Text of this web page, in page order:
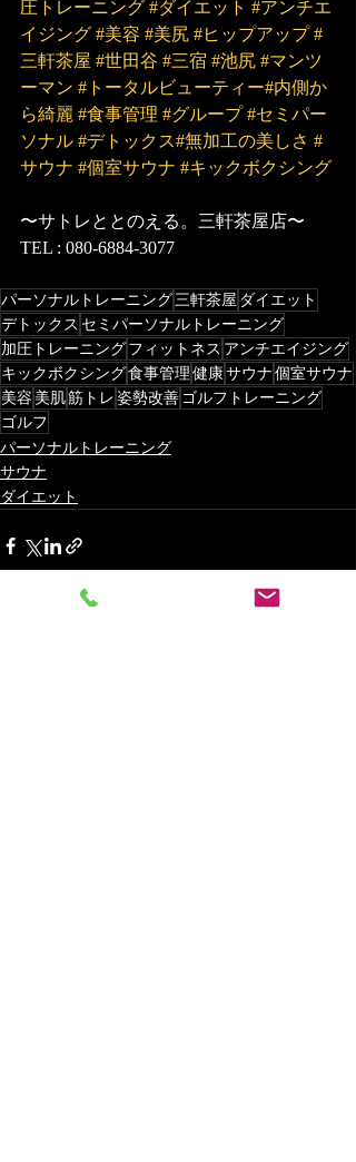
圧トレーニング #ダイエット #アンチエ
イジング #美容 #美尻 #ヒップアップ #
三軒茶屋 #世田谷 #三宿 #池尻 #マンツ
ーマン #トータルビューティー#内側か
ら綺麗 #食事管理 #グループ #セミパー
ソナル #デトックス#無加工の美しさ #
サウナ #個室サウナ #キックボクシング
〜サトレととのえる。三軒茶屋店〜
TEL : 080-6884-3077
パーソナルトレーニング三軒茶屋 ダイエット
デトックス セミパーソナルトレーニング
加圧トレーニングフィットネス アンチエイジング
キックボクシング食事管理健康サウナ個室サウナ
美容 美肌筋トレ姿勢改善 ゴルフトレーニング
ゴルフ
パーソナルトレーニング
サウナ
ダイエット